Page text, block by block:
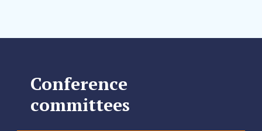
Conference
committees